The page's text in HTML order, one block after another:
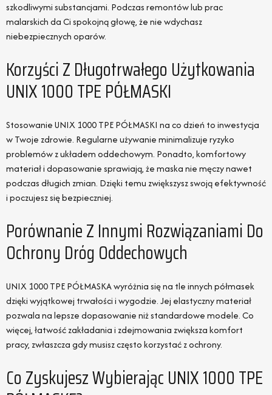
szkodliwymi substancjami. Podczas remontów lub prac
malarskich da Ci spokojną głowę, że nie wdychasz
niebezpiecznych oparów.
Korzyści Z Długotrwałego Użytkowania
UNIX 1000 TPE PÓŁMASKI
Stosowanie UNIX 1000 TPE PÓŁMASKI na co dzień to inwestycja
w Twoje zdrowie. Regularne używanie minimalizuje ryzyko
problemów z układem oddechowym. Ponadto, komfortowy
materiał i dopasowanie sprawiają, że maska nie męczy nawet
podczas długich zmian. Dzięki temu zwiększysz swoją efektywność
i poczujesz się bezpieczniej.
Porównanie Z Innymi Rozwiązaniami Do
Ochrony Dróg Oddechowych
UNIX 1000 TPE PÓŁMASKA wyróżnia się na tle innych półmasek
dzięki wyjątkowej trwałości i wygodzie. Jej elastyczny materiał
pozwala na lepsze dopasowanie niż standardowe modele. Co
więcej, łatwość zakładania i zdejmowania zwiększa komfort
pracy, zwłaszcza gdy musisz często korzystać z ochrony.
Co Zyskujesz Wybierając UNIX 1000 TPE